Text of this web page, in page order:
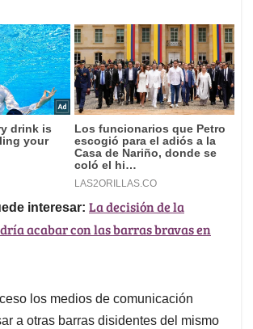
interesar: La decisión de la
acabar con las barras bravas en
los medios de comunicación
a otras barras disidentes del mismo